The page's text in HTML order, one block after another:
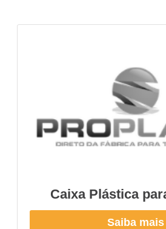
Caixa Plástica
Saiba mais